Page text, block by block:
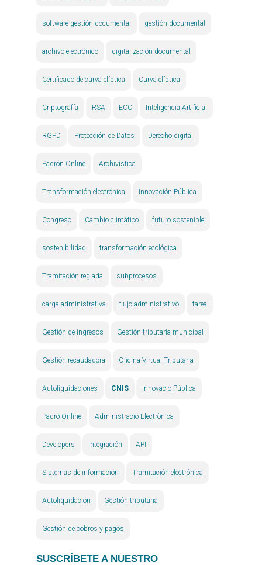
software gestión documental gestión documental
archivo electrónico digitalización documental
Certificado de curva elíptica Curva elíptica
Criptografía RSA ECC Inteligencia Artificial
RGPD Protección de Datos Derecho digital
Padrón Online Archivística
Transformación electrónica Innovación Pública
Congreso Cambio climático futuro sostenible
sostenibilidad transformación ecológica
Tramitación reglada subprocesos
carga administrativa flujo administrativo tarea
Gestión de ingresos Gestión tributaria municipal
Gestión recaudadora Oficina Virtual Tributaria
Autoliquidaciones CNIS Innovació Pública
Padró Online Administració Electrònica
Developers Integración API
Sistemas de información Tramitación electrónica
Autoliquidación Gestión tributaria
Gestión de cobros y pagos
SUSCRÍBETE A NUESTRO